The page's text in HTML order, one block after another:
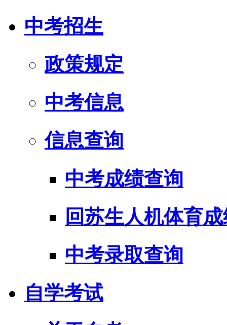
中考招生
政策规定
中考信息
信息查询
中考成绩查询
回苏生人机体育
中考录取查询
自学考试